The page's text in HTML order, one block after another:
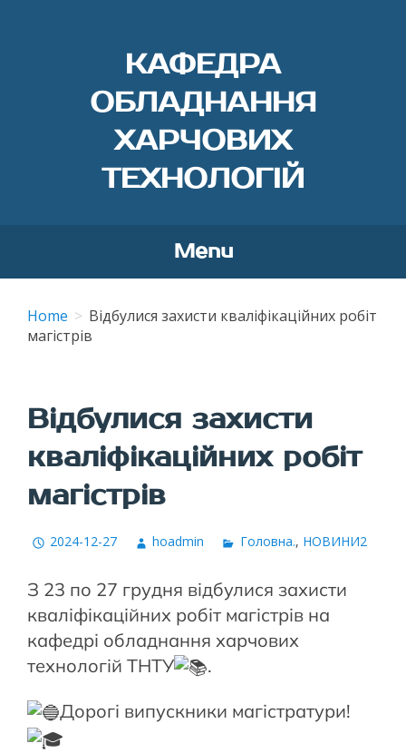
КАФЕДРА
ОБЛАДНАННЯ
ХАРЧОВИХ
ТЕХНОЛОГІЙ
Menu
content
Home
Відбулися захисти кваліфікаційних робіт
магістрів
Відбулися захисти
кваліфікаційних робіт
магістрів
2024-12-27 hoadmin Головна., НОВИНИ2
З 23 по 27 грудня відбулися захисти
кваліфікаційних робіт магістрів на
кафедрі обладнання харчових
технологій ТНТУ
.
Дорогі випускники магістратури!